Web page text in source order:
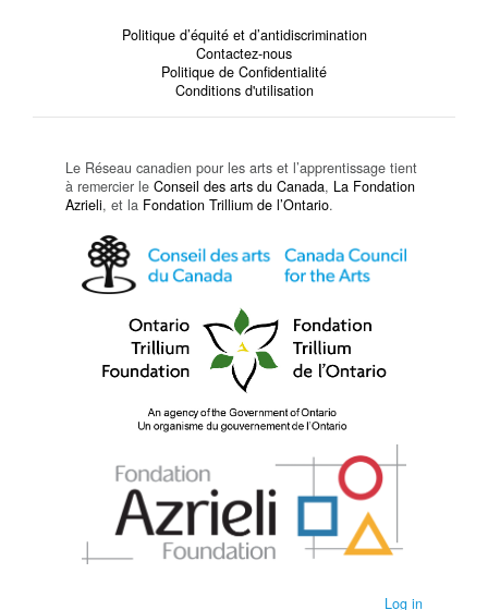
Politique d’équité et d’antidiscrimination
Contactez-nous
Politique de Confidentialité
Conditions d'utilisation
Le Réseau canadien pour les arts et l’apprentissage tient
à remercier le Conseil des arts du Canada, La Fondation
Azrieli, et la Fondation Trillium de l’Ontario.
Log in